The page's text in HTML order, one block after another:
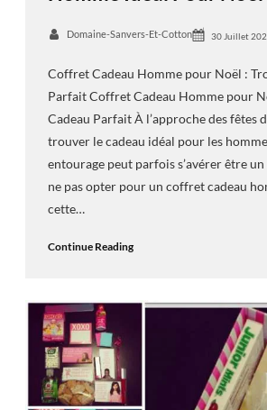
Domaine-Sanvers-Et-Cotton 30 Juillet
Coffret Cadeau Homme pour Noël :
Parfait Coffret Cadeau Homme pour
Cadeau Parfait À l’approche des fêtes
trouver le cadeau idéal pour les
entourage peut parfois s’avérer être
ne pas opter pour un coffret cadeau
cette…
Continue Reading